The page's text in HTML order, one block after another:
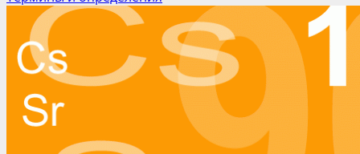
о
Методы
эффективной
защиты
овощей